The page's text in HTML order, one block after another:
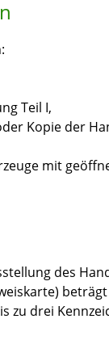
Teil I,
Kopie der
mit
des
beträgt
zu drei